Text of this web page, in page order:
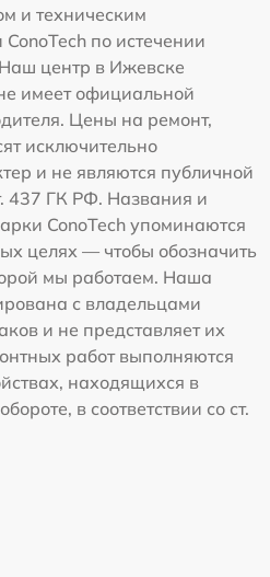
и техническим
по истечении
центр в Ижевске
имеет официальной
Цены на ремонт,
исключительно
и не являются публичной
437 ГК РФ. Названия и
ConoTech упоминаются
целях — чтобы обозначить
мы работаем. Наша
с владельцами
и не представляет их
работ выполняются
находящихся в
в соответствии со ст.